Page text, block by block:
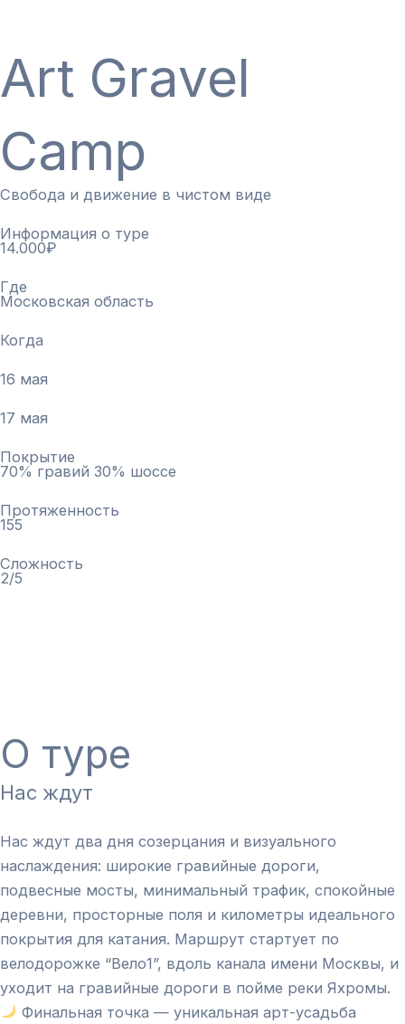
Art Gravel
Camp
Свобода и движение в чистом виде
Информация о туре
14.000₽
Где
Московская область
Когда
16 мая
17 мая
Покрытие
70% гравий 30% шоссе
Протяженность
155
Сложность
2/5
О туре
Нас ждут
Нас ждут два дня созерцания и визуального
наслаждения: широкие гравийные дороги,
подвесные мосты, минимальный трафик, спокойные
деревни, просторные поля и километры идеального
покрытия для катания. Маршрут стартует по
велодорожке “Вело1”, вдоль канала имени Москвы, и
уходит на гравийные дороги в пойме реки Яхромы.
Финальная точка — уникальная арт-усадьба